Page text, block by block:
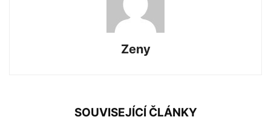
Zeny
SOUVISEJÍCÍ ČLÁNKY